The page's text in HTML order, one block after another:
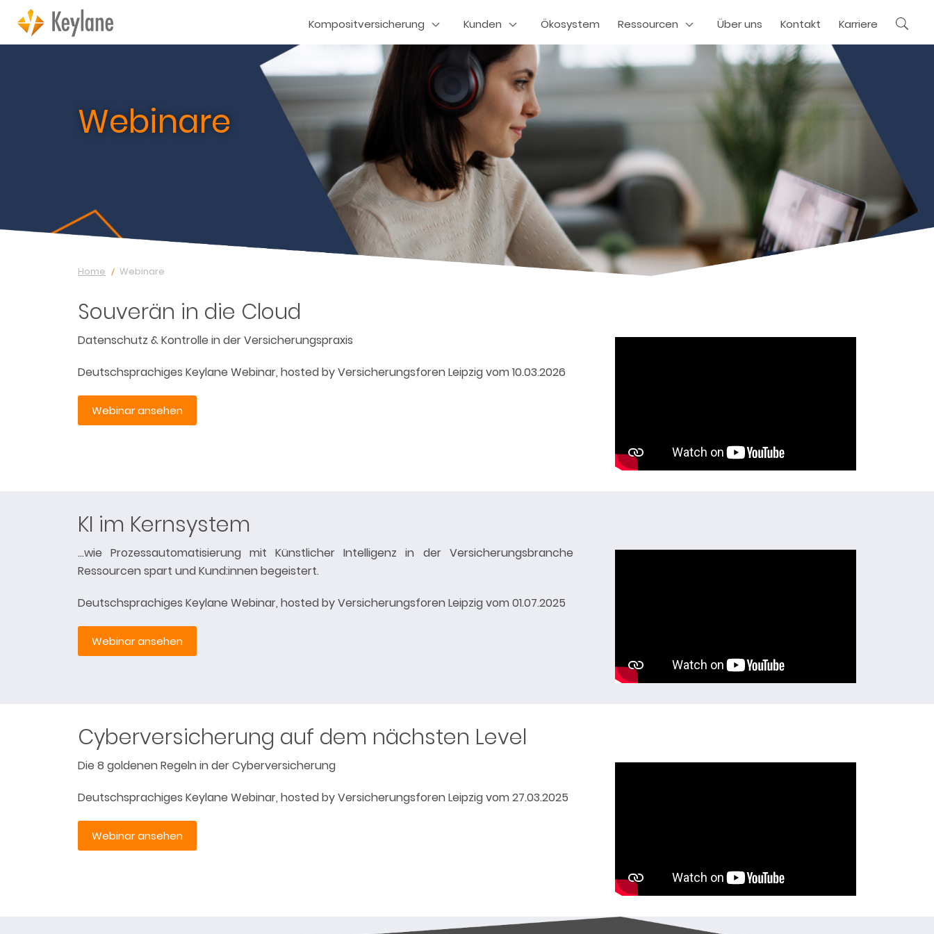
Kompositversicherung Kunden Ökosystem Ressourcen Über uns Kontakt Karriere
Webinare
Home Webinare
Souverän in die Cloud
Datenschutz & Kontrolle in der Versicherungspraxis
Deutschsprachiges Keylane Webinar, hosted by Versicherungsforen Leipzig vom 10.03.2026
Webinar ansehen
KI im Kernsystem
…wie Prozessautomatisierung mit Künstlicher Intelligenz in der Versicherungsbranche
Ressourcen spart und Kund:innen begeistert.
Deutschsprachiges Keylane Webinar, hosted by Versicherungsforen Leipzig vom 01.07.2025
Webinar ansehen
Cyberversicherung auf dem nächsten Level
Die 8 goldenen Regeln in der Cyberversicherung
Deutschsprachiges Keylane Webinar, hosted by Versicherungsforen Leipzig vom 27.03.2025
Webinar ansehen